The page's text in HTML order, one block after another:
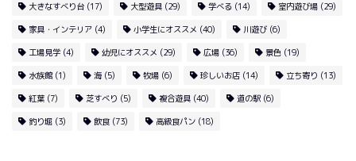
大きなすべり台 (17) 大型遊具 (29) 学べる (14) 室内遊び場 (29)
家具・インテリア (4) 小学生にオススメ (40) 川遊び (6)
工場見学 (4) 幼児にオススメ (29) 広場 (36) 景色 (19)
水族館(1) 海 (5) 牧場 (6) 珍しいお店 (14) 立ち寄り (13)
紅葉 (7) 芝すべり (5) 複合遊具 (40) 道の駅 (6)
釣り堀 (3) 飲食(73) 高級食パン (18)